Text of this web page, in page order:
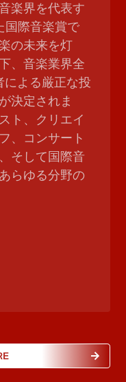
楽界を代表す
国際音楽賞で
の未来を灯
、音楽業界全
による厳正な投
決定されま
ト、クリエイ
、コンサート
そして国際音
らゆる分野の